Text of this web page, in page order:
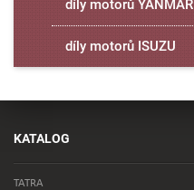
díly motorů YANMAR
díly motorů ISUZU
KATALOG
TATRA